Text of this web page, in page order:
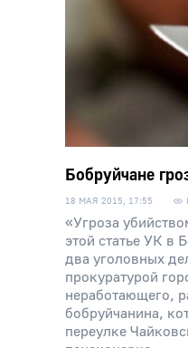
Бобруйчане
18 МАЯ 2015, 17:55
«Угроза
этой статье УК в
два уголовных
прокуратурой
неработающего,
бобруйчанина,
переулке